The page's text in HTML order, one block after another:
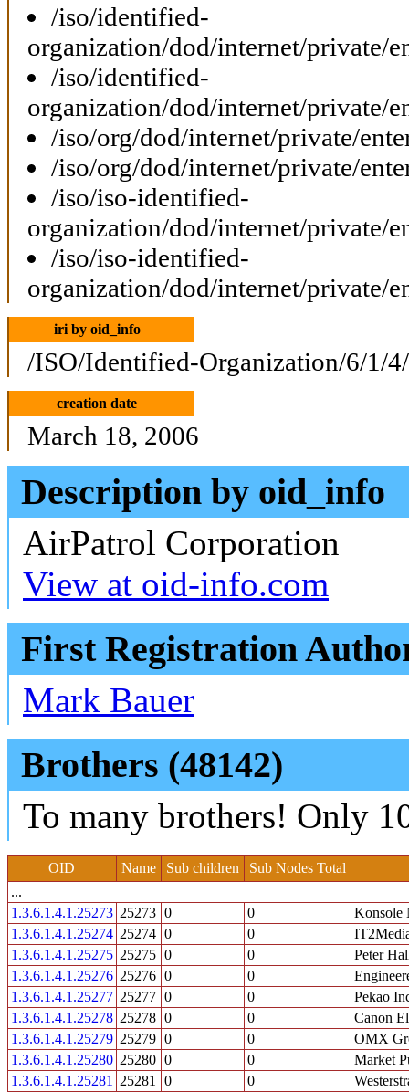
/iso/identified-
organization/dod/internet/private/
/iso/identified-
organization/dod/internet/private/
/iso/org/dod/internet/private/
/iso/org/dod/internet/private/
/iso/iso-identified-
organization/dod/internet/private/
/iso/iso-identified-
organization/dod/internet/private/
iri by oid_info
/ISO/Identified-Organization/6/1/
creation date
March 18, 2006
Description by oid_info
AirPatrol Corporation
View at oid-info.com
First Registration
Mark Bauer
Brothers (48142)
To many brothers! Only
OID Name Sub children
Sub Nodes Total
...
1.3.6.1.4.1.25273 25273 0 0
Konsole
1.3.6.1.4.1.25274 25274 0 0
1.3.6.1.4.1.25275 25275 0 0
Peter
1.3.6.1.4.1.25276 25276 0 0
1.3.6.1.4.1.25277 25277 0 0
Pekao
1.3.6.1.4.1.25278 25278 0 0
Canon
1.3.6.1.4.1.25279 25279 0 0
OMX
1.3.6.1.4.1.25280 25280 0 0
Market
1.3.6.1.4.1.25281
25281 0 0